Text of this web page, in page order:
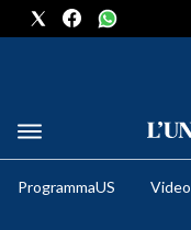
METEO
ProgrammaUS Video